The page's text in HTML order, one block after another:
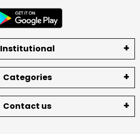
Institutional
Categories
Contact us